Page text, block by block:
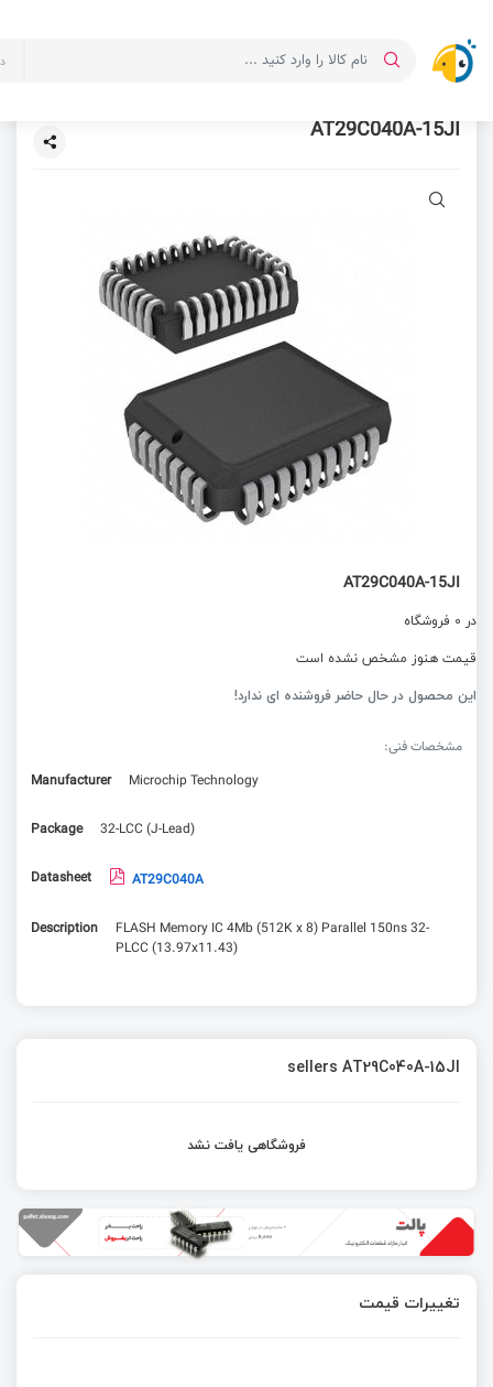
AT29C040A-15JI
AT29C040A-15JI
در 0 فروشگاه
قیمت هنوز مشخص نشده است
این محصول در حال حاضر فروشنده ای ندارد!
مشخصات فنی:
Manufacturer
Microchip Technology
Package 32-LCC (J-Lead)
Datasheet AT29C040A
Description
FLASH Memory IC 4Mb (512K x 8) Parallel 150ns 32-
PLCC (13.97x11.43)
sellers AT29C040A-15JI
فروشگاهی یافت نشد
تغییرات قیمت